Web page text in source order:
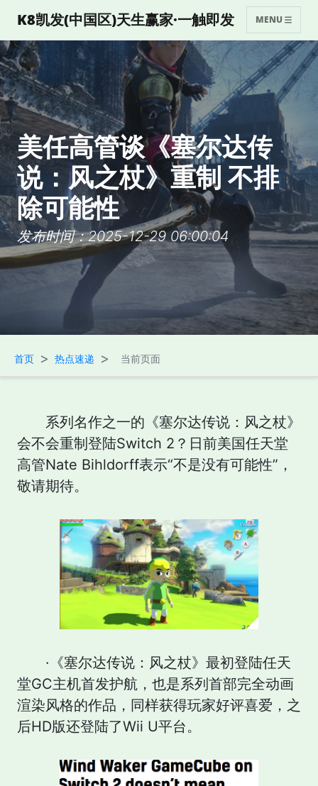
K8凯发(中国区)天生赢家·一触即发 MENU
美任高管谈《塞尔达传
说：风之杖》重制 不排
除可能性
发布时间：2025-12-29 06:00:04
首页 > 热点速递 > 当前页面
系列名作之一的《塞尔达传说：风之杖》
会不会重制登陆Switch 2？日前美国任天堂
高管Nate Bihldorff表示“不是没有可能性”，
敬请期待。
·《塞尔达传说：风之杖》最初登陆任天
堂GC主机首发护航，也是系列首部完全动画
渲染风格的作品，同样获得玩家好评喜爱，之
后HD版还登陆了Wii U平台。